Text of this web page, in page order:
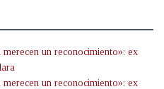
un reconocimiento»: ex
un reconocimiento»: ex